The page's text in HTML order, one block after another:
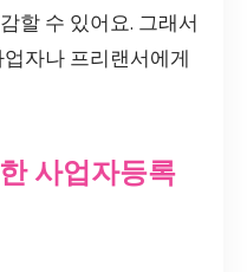
할 수 있어요. 그래서
자나 프리랜서에게
사업자등록